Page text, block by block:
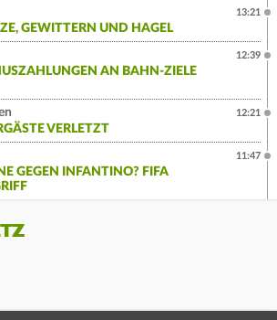
GEWITTERN UND HAGEL
13:21
AN BAHN-ZIELE
12:39
VERLETZT
12:21
GEGEN INFANTINO? FIFA
11:47